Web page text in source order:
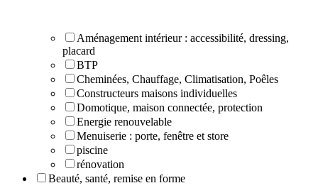
Aménagement intérieur : accessibilité, dressing,
placard
BTP
Cheminées, Chauffage, Climatisation, Poêles
Constructeurs maisons individuelles
Domotique, maison connectée, protection
Energie renouvelable
Menuiserie : porte, fenêtre et store
piscine
rénovation
Beauté, santé, remise en forme